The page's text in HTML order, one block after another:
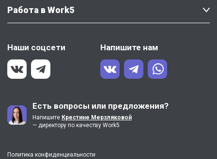
Работа в Work5
Наши соцсети Напишите нам
Есть вопросы или предложения?
Напишите Крестине Мерзляковой
— директору по качеству Work5
Политика конфиденциальности